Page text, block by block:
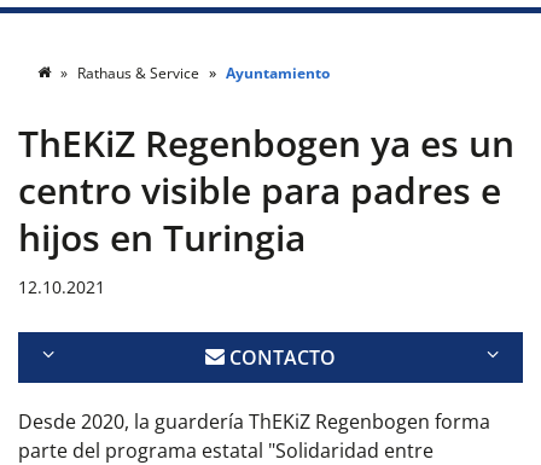
Rathaus & Service Ayuntamiento
ThEKiZ Regenbogen ya es un
centro visible para padres e
hijos en Turingia
12.10.2021
CONTACTO
Desde 2020, la guardería ThEKiZ Regenbogen forma
parte del programa estatal "Solidaridad entre